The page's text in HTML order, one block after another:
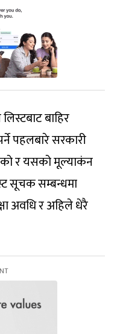
बाहिर
पहलबारे सरकारी
र यसको मूल्याकंन
सूचक सम्बन्धमा
अवधि र अहिले धेरै